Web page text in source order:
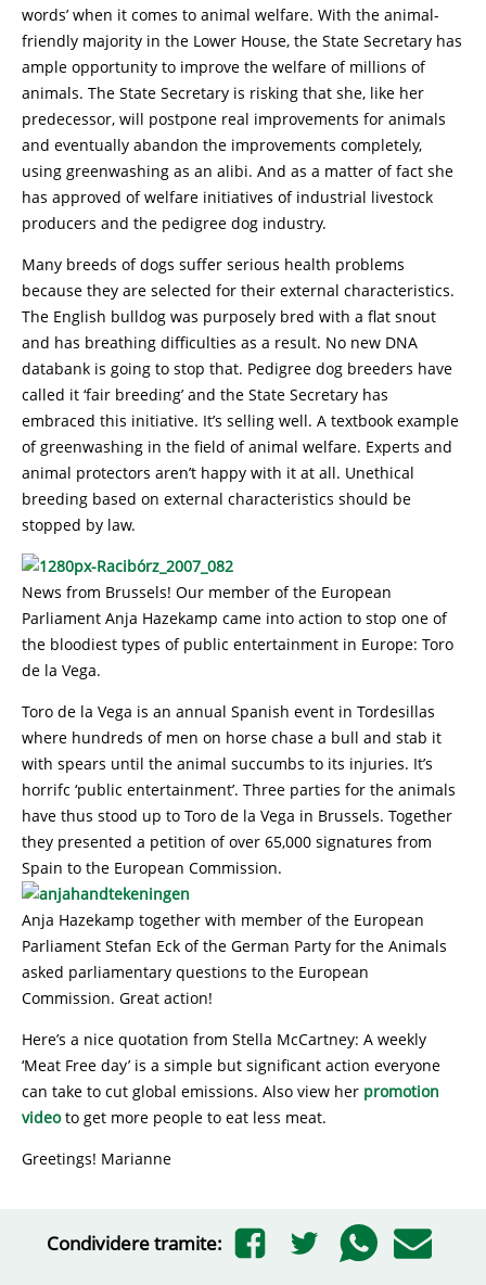
words’ when it comes to animal welfare. With the animal-
friendly majority in the Lower House, the State Secretary has
ample opportunity to improve the welfare of millions of
animals. The State Secretary is risking that she, like her
predecessor, will postpone real improvements for animals
and eventually abandon the improvements completely,
using greenwashing as an alibi. And as a matter of fact she
has approved of welfare initiatives of industrial livestock
producers and the pedigree dog industry.
Many breeds of dogs suffer serious health problems
because they are selected for their external characteristics.
The English bulldog was purposely bred with a flat snout
and has breathing difficulties as a result. No new DNA
databank is going to stop that. Pedigree dog breeders have
called it ‘fair breeding’ and the State Secretary has
embraced this initiative. It’s selling well. A textbook example
of greenwashing in the field of animal welfare. Experts and
animal protectors aren’t happy with it at all. Unethical
breeding based on external characteristics should be
stopped by law.
News from Brussels! Our member of the European
Parliament Anja Hazekamp came into action to stop one of
the bloodiest types of public entertainment in Europe: Toro
de la Vega.
Toro de la Vega is an annual Spanish event in Tordesillas
where hundreds of men on horse chase a bull and stab it
with spears until the animal succumbs to its injuries. It’s
horrifc ‘public entertainment’. Three parties for the animals
have thus stood up to Toro de la Vega in Brussels. Together
they presented a petition of over 65,000 signatures from
Spain to the European Commission.
Anja Hazekamp together with member of the European
Parliament Stefan Eck of the German Party for the Animals
asked parliamentary questions to the European
Commission. Great action!
Here’s a nice quotation from Stella McCartney: A weekly
‘Meat Free day’ is a simple but significant action everyone
can take to cut global emissions. Also view her promotion
videoto get more people to eat less meat.
Greetings! Marianne
Condividere tramite: